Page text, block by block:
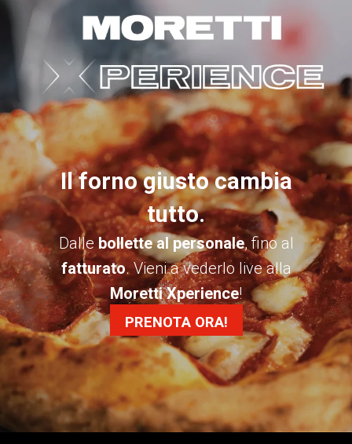
Il forno giusto cambia
tutto.
Dallebollette al personale, fino al
fatturato. Vieni a vederlo live alla
Moretti Xperience!
PRENOTA ORA!